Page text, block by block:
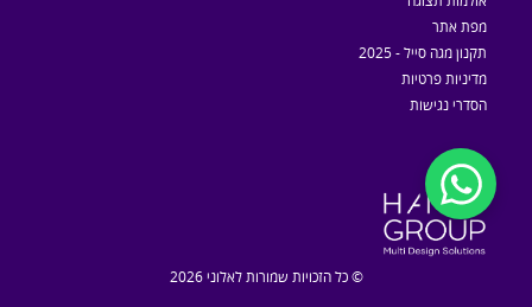
מפת אתר
תקנון מגה סייל - 2025
מדיניות פרטיות
הסדרי נגישות
© כל הזכויות שמורות לאלוני 2026